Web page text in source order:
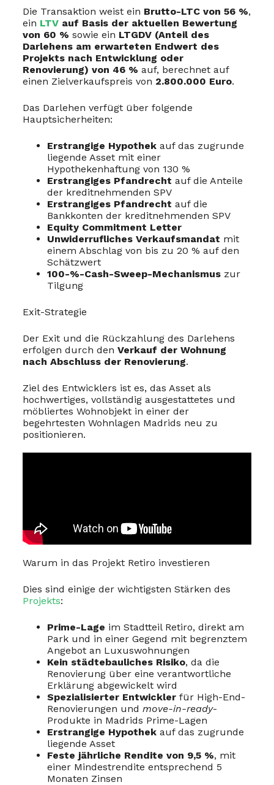
Die Transaktion weist ein Brutto-LTC von 56 %,
ein LTVauf Basis der aktuellen Bewertung
von 60 % sowie ein LTGDV (Anteil des
Darlehens am erwarteten Endwert des
Projekts nach Entwicklung oder
Renovierung) von 46 % auf, berechnet auf
einen Zielverkaufspreis von 2.800.000 Euro.
Das Darlehen verfügt über folgende
Hauptsicherheiten:
Erstrangige Hypothekauf das zugrunde
liegende Asset mit einer
Hypothekenhaftung von 130 %
Erstrangiges Pfandrecht auf die Anteile
der kreditnehmenden SPV
Erstrangiges Pfandrecht auf die
Bankkonten der kreditnehmenden SPV
Equity Commitment Letter
Unwiderrufliches Verkaufsmandat mit
einem Abschlag von bis zu 20 % auf den
Schätzwert
100-%-Cash-Sweep-Mechanismuszur
Tilgung
Exit-Strategie
Der Exit und die Rückzahlung des Darlehens
erfolgen durch den Verkauf der Wohnung
nach Abschluss der Renovierung.
Ziel des Entwicklers ist es, das Asset als
hochwertiges, vollständig ausgestattetes und
möbliertes Wohnobjekt in einer der
begehrtesten Wohnlagen Madrids neu zu
positionieren.
Warum in das Projekt Retiro investieren
Dies sind einige der wichtigsten Stärken des
Projekts:
Prime-Lage im Stadtteil Retiro, direkt am
Park und in einer Gegend mit begrenztem
Angebot an Luxuswohnungen
Kein städtebauliches Risiko, da die
Renovierung über eine verantwortliche
Erklärung abgewickelt wird
Spezialisierter Entwicklerfür High-End-
Renovierungen und move-in-ready-
Produkte in Madrids Prime-Lagen
Erstrangige Hypothekauf das zugrunde
liegende Asset
Feste jährliche Rendite von 9,5 %, mit
einer Mindestrendite entsprechend 5
Monaten Zinsen